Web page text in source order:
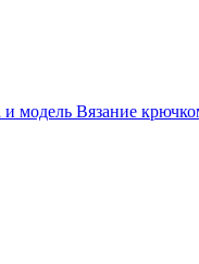
модель Вязание